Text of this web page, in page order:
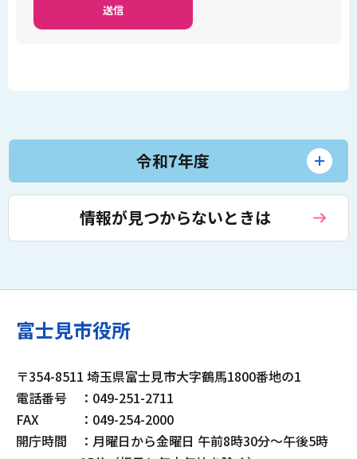
令和7年度
情報が見つからないときは
富士見市役所
〒354-8511 埼玉県富士見市大字鶴馬1800番地の1
電話番号
：049-251-2711
FAX
：049-254-2000
開庁時間
：月曜日から金曜日 午前8時30分～午後5時